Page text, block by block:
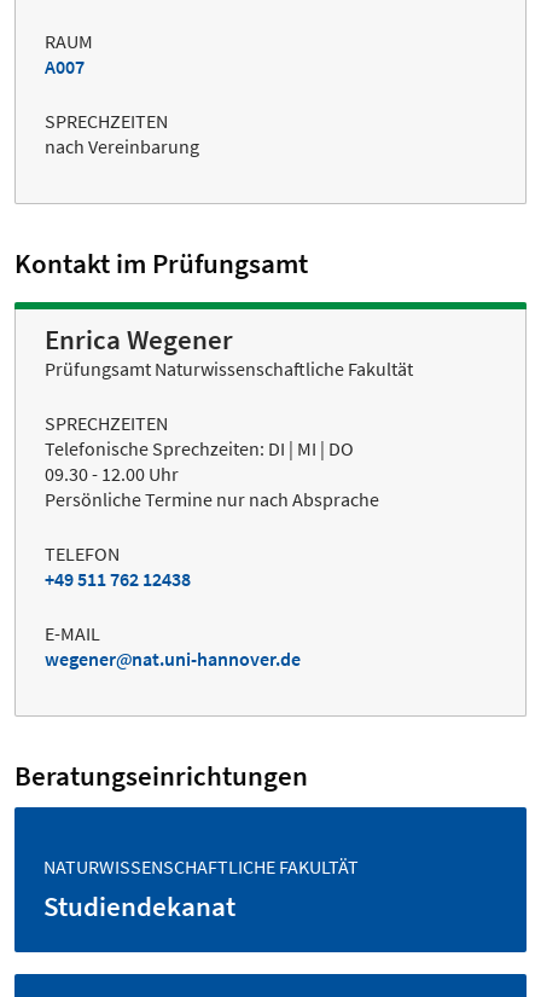
RAUM
A007
SPRECHZEITEN
nach Vereinbarung
Kontakt im Prüfungsamt
Enrica Wegener
Prüfungsamt Naturwissenschaftliche Fakultät
SPRECHZEITEN
Telefonische Sprechzeiten: DI | MI | DO
09.30 - 12.00 Uhr
Persönliche Termine nur nach Absprache
TELEFON
+49 511 762 12438
E-MAIL
wegener
nat.uni-hannover.de
Beratungseinrichtungen
NATURWISSENSCHAFTLICHE FAKULTÄT
Studiendekanat